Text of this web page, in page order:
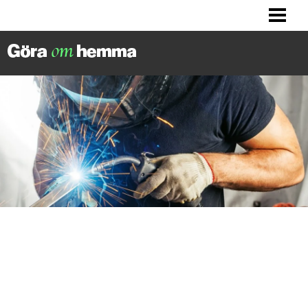
LITET KÖK? HITTA INSPIRATION!
FIXA HALLEN
BLOGG